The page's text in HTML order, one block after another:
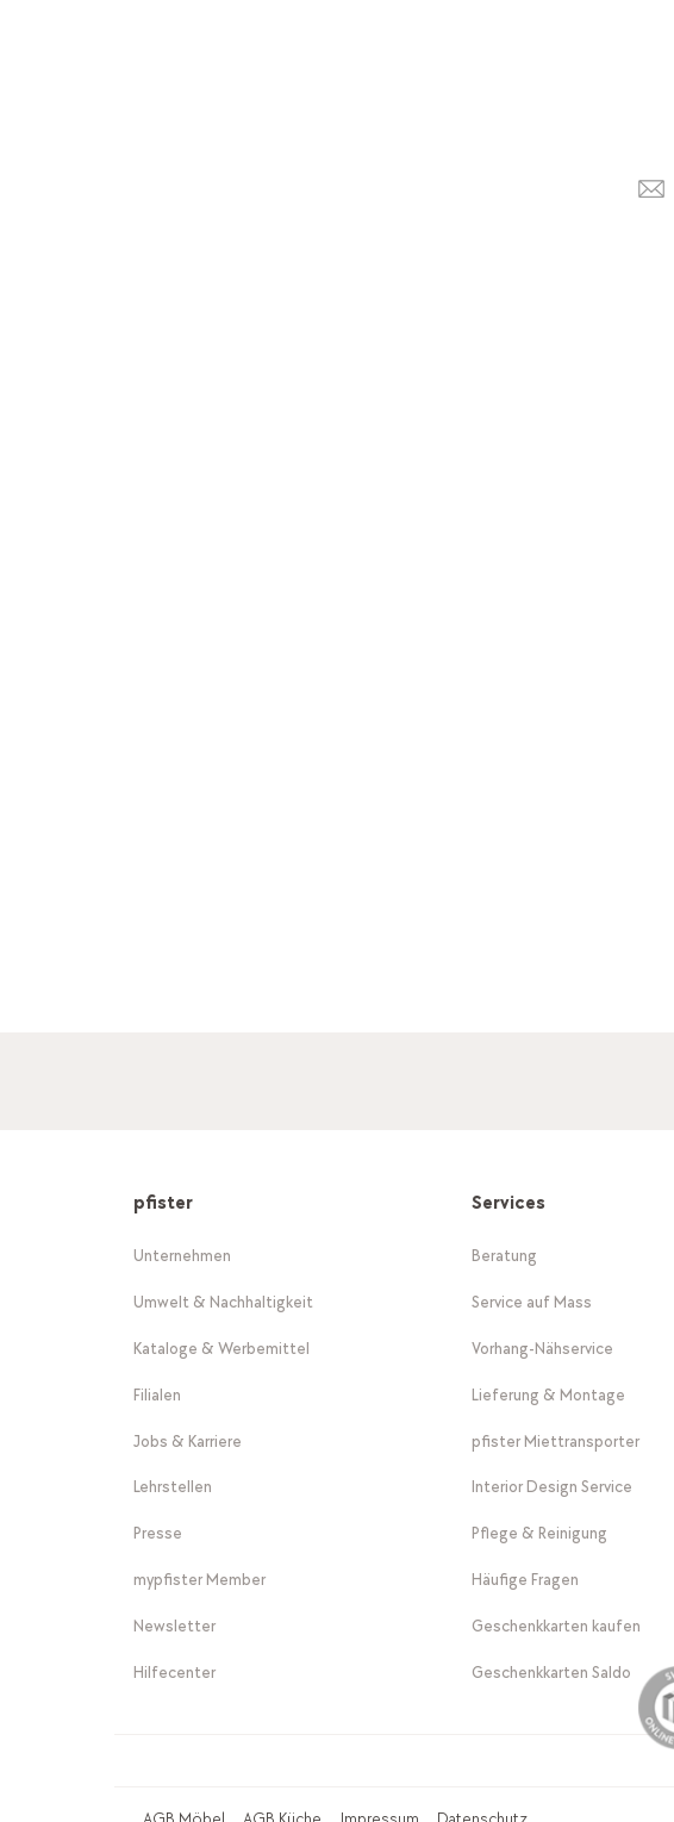
pfister
Unternehmen
Umwelt & Nachhaltigkeit
Kataloge & Werbemittel
Filialen
Jobs & Karriere
Lehrstellen
Presse
mypfister Member
Newsletter
Hilfecenter
Services
Beratung
Service auf Mass
Vorhang-Nähservice
Lieferung & Montage
pfister Miettransporter
Interior Design Service
Pflege & Reinigung
Häufige Fragen
Geschenkkarten kaufen
Geschenkkarten Saldo